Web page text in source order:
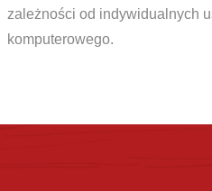
zależności od indywidualnych
komputerowego.